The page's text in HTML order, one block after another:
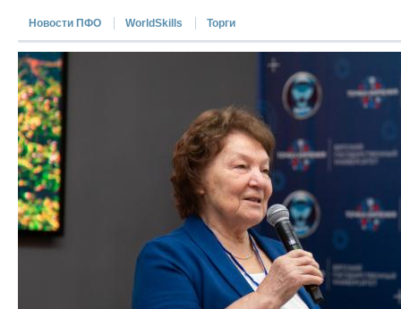
Новости ПФО WorldSkills Торги